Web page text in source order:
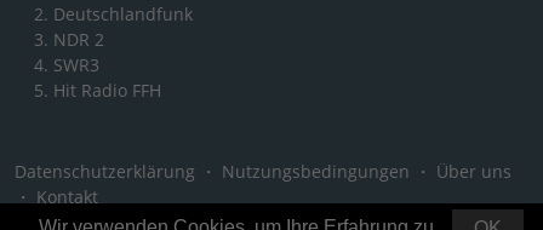
Deutschlandfunk
NDR 2
SWR3
Hit Radio FFH
Datenschutzerklärung ・ Nutzungsbedingungen ・ Über uns
・ Kontakt